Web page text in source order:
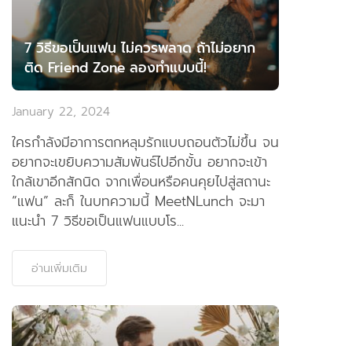
7 วิธีขอเป็นแฟน ไม่ควรพลาด ถ้าไม่อยาก
ติด Friend Zone ลองทำแบบนี้!
January 22, 2024
ใครกำลังมีอาการตกหลุมรักแบบถอนตัวไม่ขึ้น จน
อยากจะเขยิบความสัมพันธ์ไปอีกขั้น อยากจะเข้า
ใกล้เขาอีกสักนิด จากเพื่อนหรือคนคุยไปสู่สถานะ
“แฟน” ละก็ ในบทความนี้ MeetNLunch จะมา
แนะนำ 7 วิธีขอเป็นแฟนแบบโร...
อ่านเพิ่มเติม